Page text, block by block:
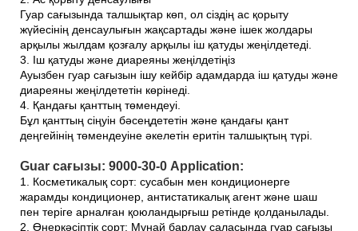
Гуар сағызында талшықтар көп, ол сіздің ас қорыту
жүйесінің денсаулығын жақсартады және ішек жолдары
арқылы жылдам қозғалу арқылы іш қатуды жеңілдетеді.
3. Іш қатуды және диареяны жеңілдетіңіз
Ауызбен гуар сағызын ішу кейбір адамдарда іш қатуды және
диареяны жеңілдететін көрінеді.
4. Қандағы қанттың төмендеуі.
Бұл қанттың сіңуін бәсеңдететін және қандағы қант
деңгейінің төмендеуіне әкелетін еритін талшықтың түрі.
Guar сағызы: 9000-30-0 Application:
1. Косметикалық сорт: сусабын мен кондиционерге
жарамды кондиционер, антистатикалық агент және шаш
пен теріге арналған қоюландырғыш ретінде қолданылады.
2. Өнеркәсіптік сорт: Мұнай барлау саласында гуар сағызы